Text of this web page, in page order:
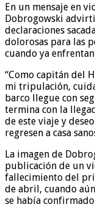
En un mensaje en
Dobrogowski
declaraciones
dolorosas para las
cuando ya
“Como capitán del
mi tripulación,
barco llegue con
termina con la
de este viaje y
regresen a casa
La imagen de
publicación de un
fallecimiento del
de abril, cuando
se había